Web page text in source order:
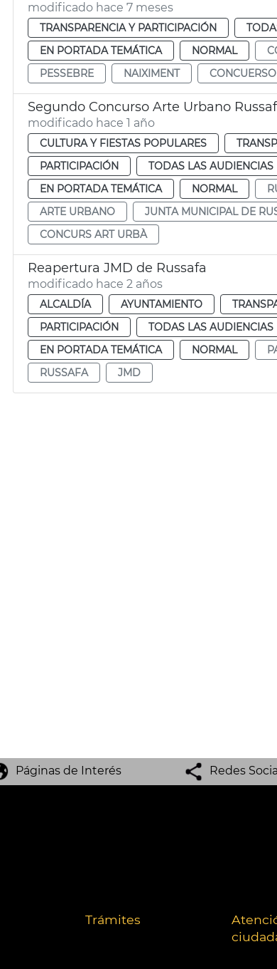
modificado hace 7 meses
TRANSPARENCIA Y PARTICIPACIÓN
EN PORTADA TEMÁTICA
NORMAL
PESSEBRE
NAIXIMENT CONCUERSO
Segundo Concurso Arte Urbano
modificado hace 1 año
CULTURA Y FIESTAS POPULARES
PARTICIPACIÓN
TODAS LAS AUDIENCIAS
EN PORTADA TEMÁTICA
NORMAL
ARTE URBANO
JUNTA MUNICIPAL DE
CONCURS ART URBÀ
Reapertura JMD de Russafa
modificado hace 2 años
ALCALDÍA AYUNTAMIENTO
PARTICIPACIÓN
TODAS LAS AUDIENCIAS
EN PORTADA TEMÁTICA
NORMAL
RUSSAFA
JMD
Páginas de Interés Redes
Trámites